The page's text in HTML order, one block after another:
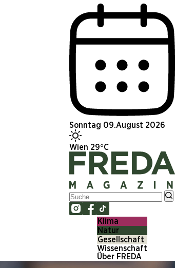
Sonntag 09.August 2026
Wien 29°C
Klima
Natur
Gesellschaft
Wissenschaft
Über FREDA